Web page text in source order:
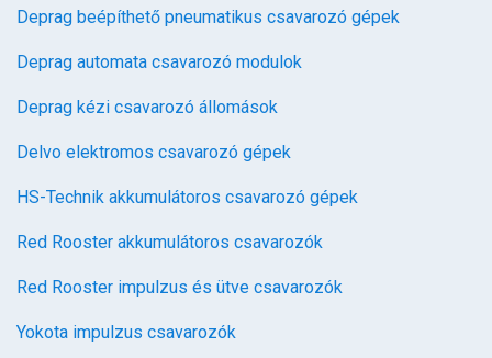
Deprag beépíthető pneumatikus csavarozó gépek
Deprag automata csavarozó modulok
Deprag kézi csavarozó állomások
Delvo elektromos csavarozó gépek
HS-Technik akkumulátoros csavarozó gépek
Red Rooster akkumulátoros csavarozók
Red Rooster impulzus és ütve csavarozók
Yokota impulzus csavarozók